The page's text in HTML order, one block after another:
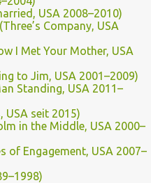
USA 2008–2010)
Company, USA
I Met Your Mother, USA
to Jim, USA 2001–2009)
Standing, USA 2011–
USA seit 2015)
in the Middle, USA 2000–
of Engagement, USA 2007–